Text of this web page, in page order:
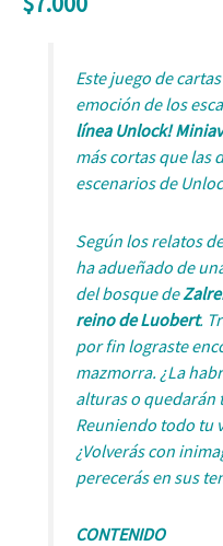
Este juego de
emoción de los
línea Unlock!
más cortas que las
escenarios de
Según los relatos
ha adueñado de
del bosque de
reino de Luobert.
por fin lograste
mazmorra. ¿La
alturas o quedarán
Reuniendo todo tu
¿Volverás con
perecerás en sus
CONTENIDO